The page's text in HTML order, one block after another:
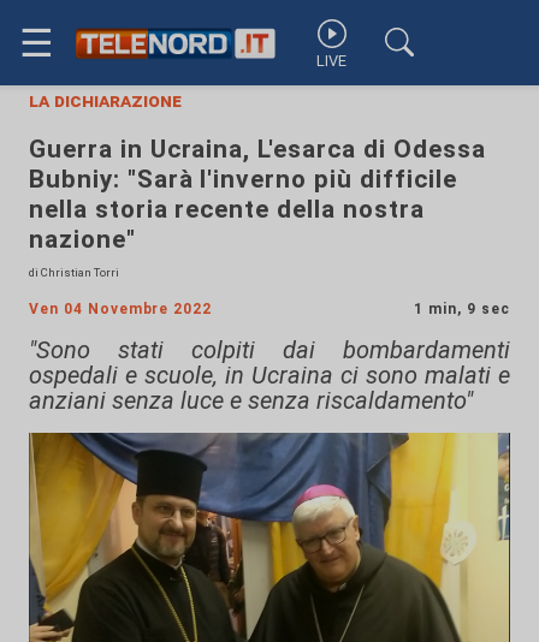
☰ LIVE
la dichiarazione
Guerra in Ucraina, L'esarca di Odessa
Bubniy: "Sarà l'inverno più difficile
nella storia recente della nostra
nazione"
di Christian Torri
Ven 04 Novembre 2022 1 min, 9 sec
"Sono stati colpiti dai bombardamenti
ospedali e scuole, in Ucraina ci sono malati e
anziani senza luce e senza riscaldamento"